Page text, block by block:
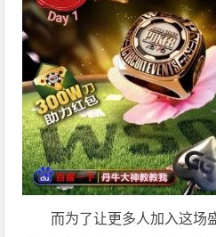
而为了让更多人加入这场